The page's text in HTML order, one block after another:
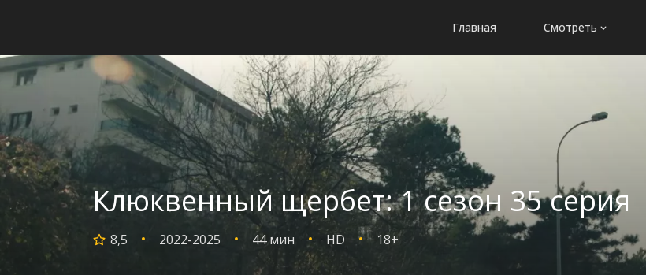
Главная Смотреть
Клюквенный щербет: 1 сезон 35 серия
8,5 2022-2025 44 мин HD 18+